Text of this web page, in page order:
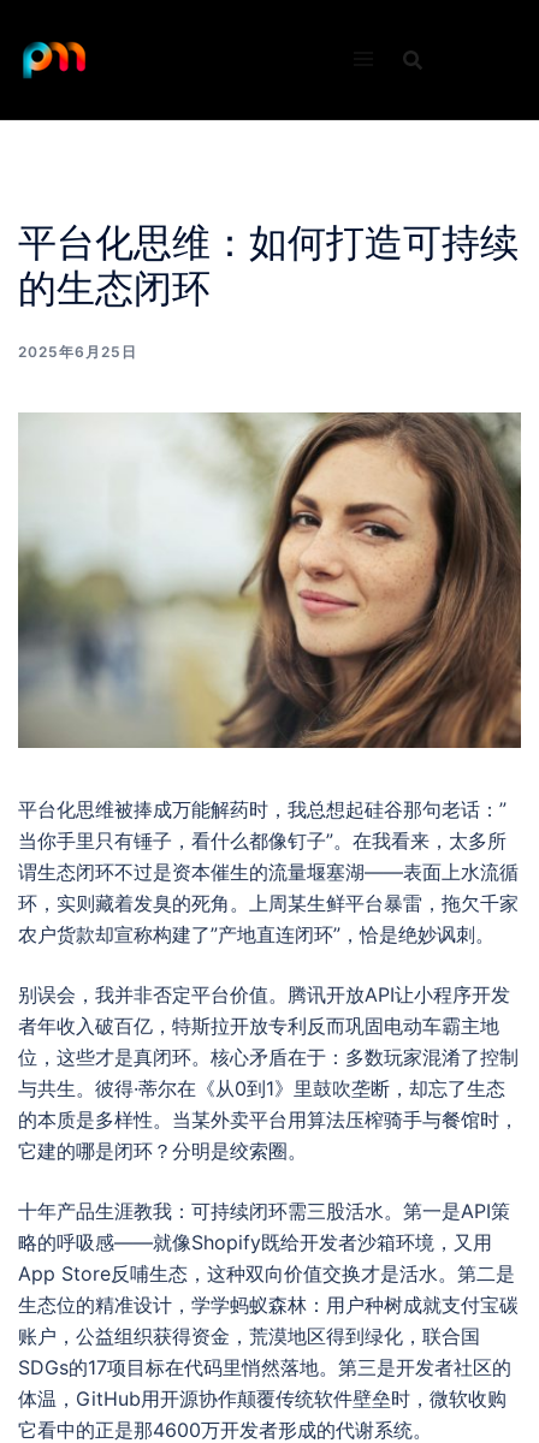
content
平台化思维：如何打造可持续
的生态闭环
2025年6月25日
平台化思维被捧成万能解药时，我总想起硅谷那句老话：”
当你手里只有锤子，看什么都像钉子”。在我看来，太多所
谓生态闭环不过是资本催生的流量堰塞湖——表面上水流循
环，实则藏着发臭的死角。上周某生鲜平台暴雷，拖欠千家
农户货款却宣称构建了”产地直连闭环”，恰是绝妙讽刺。
别误会，我并非否定平台价值。腾讯开放API让小程序开发
者年收入破百亿，特斯拉开放专利反而巩固电动车霸主地
位，这些才是真闭环。核心矛盾在于：多数玩家混淆了控制
与共生。彼得·蒂尔在《从0到1》里鼓吹垄断，却忘了生态
的本质是多样性。当某外卖平台用算法压榨骑手与餐馆时，
它建的哪是闭环？分明是绞索圈。
十年产品生涯教我：可持续闭环需三股活水。第一是API策
略的呼吸感——就像Shopify既给开发者沙箱环境，又用
App Store反哺生态，这种双向价值交换才是活水。第二是
生态位的精准设计，学学蚂蚁森林：用户种树成就支付宝碳
账户，公益组织获得资金，荒漠地区得到绿化，联合国
SDGs的17项目标在代码里悄然落地。第三是开发者社区的
体温，GitHub用开源协作颠覆传统软件壁垒时，微软收购
它看中的正是那4600万开发者形成的代谢系统。